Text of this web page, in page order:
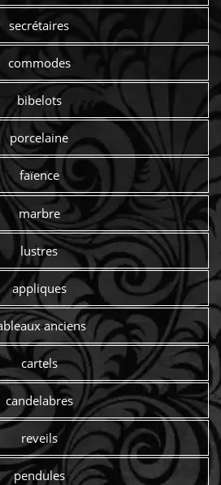
secrétaires
commodes
bibelots
porcelaine
faïence
marbre
lustres
appliques
anciens
cartels
candelabres
reveils
pendules